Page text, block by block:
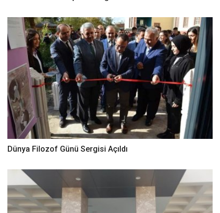
Dünya Filozof Günü Sergisi Açıldı